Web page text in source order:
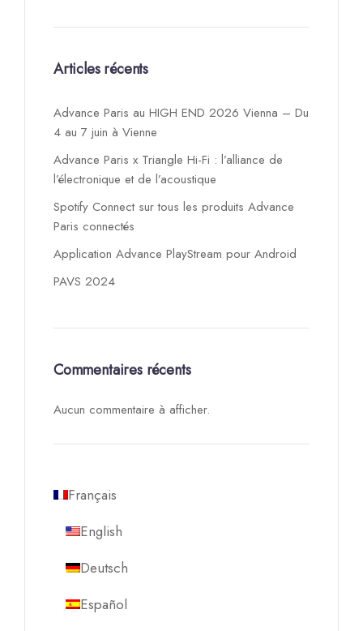
Articles récents
Advance Paris au HIGH END 2026 Vienna – Du
4 au 7 juin à Vienne
Advance Paris x Triangle Hi-Fi : l’alliance de
l’électronique et de l’acoustique
Spotify Connect sur tous les produits Advance
Paris connectés
Application Advance PlayStream pour Android
PAVS 2024
Commentaires récents
Aucun commentaire à afficher.
Français
English
Deutsch
Español